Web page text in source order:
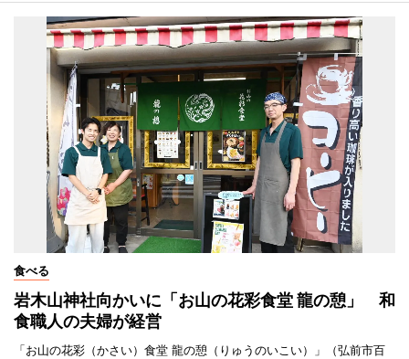
食べる
岩木山神社向かいに「お山の花彩食堂 龍の憩」 和
食職人の夫婦が経営
「お山の花彩（かさい）食堂 龍の憩（りゅうのいこい）」（弘前市百